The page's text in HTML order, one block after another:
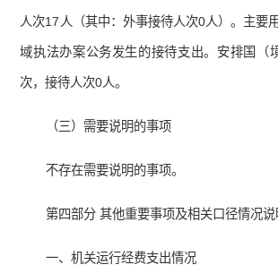
人次17人（其中：外事接待人次0人）。主要
域执法办案公务发生的接待支出。安排国（
次，接待人次0人。
（三）需要说明的事项
不存在需要说明的事项。
第四部分 其他重要事项及相关口径情况说
一、机关运行经费支出情况